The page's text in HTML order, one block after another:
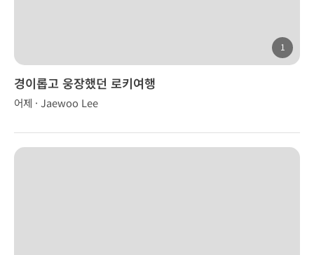
1
경이롭고 웅장했던 로키여행
어제 · Jaewoo Lee